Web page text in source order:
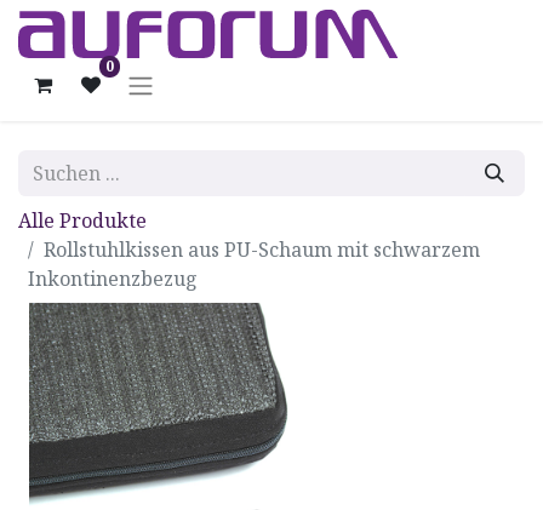
0
Alle Produkte
Rollstuhlkissen aus PU-Schaum mit schwarzem
Inkontinenzbezug